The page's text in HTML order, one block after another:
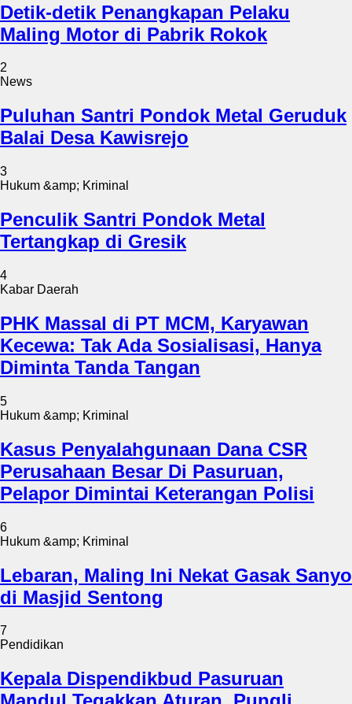
Detik-detik Penangkapan Pelaku
Maling Motor di Pabrik Rokok
2
News
Puluhan Santri Pondok Metal Geruduk
Balai Desa Kawisrejo
3
Hukum &amp; Kriminal
Penculik Santri Pondok Metal
Tertangkap di Gresik
4
Kabar Daerah
PHK Massal di PT MCM, Karyawan
Kecewa: Tak Ada Sosialisasi, Hanya
Diminta Tanda Tangan
5
Hukum &amp; Kriminal
Kasus Penyalahgunaan Dana CSR
Perusahaan Besar Di Pasuruan,
Pelapor Dimintai Keterangan Polisi
6
Hukum &amp; Kriminal
Lebaran, Maling Ini Nekat Gasak Sanyo
di Masjid Sentong
7
Pendidikan
Kepala Dispendikbud Pasuruan